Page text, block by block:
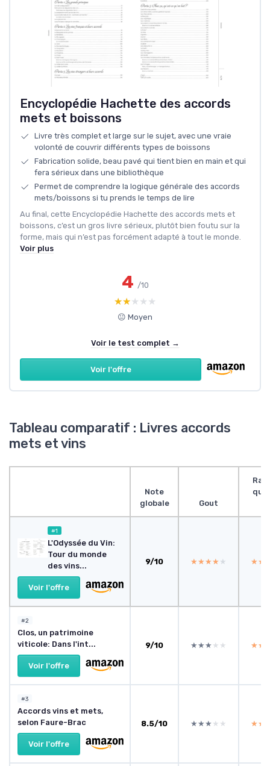
Encyclopédie Hachette des accords
mets et boissons
Livre très complet et large sur le sujet, avec une vraie
volonté de couvrir différents types de boissons
Fabrication solide, beau pavé qui tient bien en main et qui
fera sérieux dans une bibliothèque
Permet de comprendre la logique générale des accords
mets/boissons si tu prends le temps de lire
Au final, cette Encyclopédie Hachette des accords mets et
boissons, c’est un gros livre sérieux, plutôt bien foutu sur la
forme, mais qui n’est pas forcément adapté à tout le monde.
Voir plus
4 /10
★★★★★
★★★★★
😐 Moyen
Voir le test complet →
Voir l'offre
Tableau comparatif : Livres accords
mets et vins
Note
globale
Gout
#1
L'Odyssée du Vin:
Tour du monde
des vins...
Voir l'offre
9/10 ★★★★★
★★★★★
#2
Clos, un patrimoine
viticole: Dans l'int...
Voir l'offre
9/10 ★★★★★
★★★★★
#3
Accords vins et mets,
selon Faure-Brac
Voir l'offre
8.5/10 ★★★★★
★★★★★